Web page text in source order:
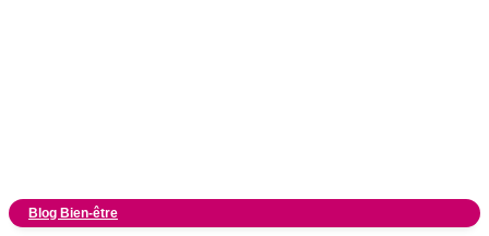
Blog Bien-être